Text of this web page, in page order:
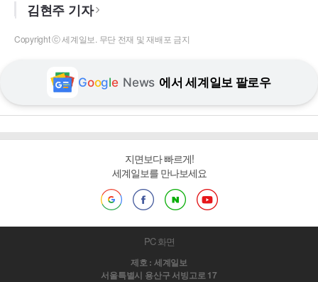
김현주 기자
Copyright ⓒ 세계일보. 무단 전재 및 재배포 금지
Google News 에서 세계일보 팔로우
지면보다 빠르게!
세계일보를 만나보세요
PC 화면
제호 : 세계일보
서울특별시 용산구 서빙고로 17